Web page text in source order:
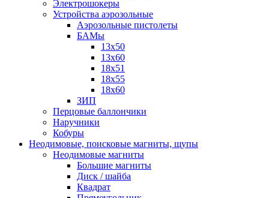
Электрошокеры
Устройства аэрозольные
Аэрозольные пистолеты
БАМы
13х50
13х60
18х51
18х55
18х60
ЗИП
Перцовые баллончики
Наручники
Кобуры
Неодимовые, поисковые магниты, щупы
Неодимовые магниты
Большие магниты
Диск / шайба
Квадрат